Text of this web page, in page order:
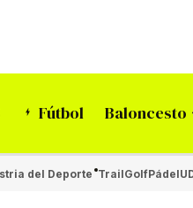
Fútbol Baloncesto
del Deporte TrailGolfPádel